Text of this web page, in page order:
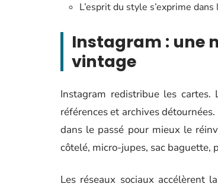
L’esprit du style s’exprime
Instagram : une
vintage
Instagram redistribue les
références et archives
dans le passé pour mieux le
côtelé, micro-jupes, sac baguette,
Les réseaux sociaux accélèrent